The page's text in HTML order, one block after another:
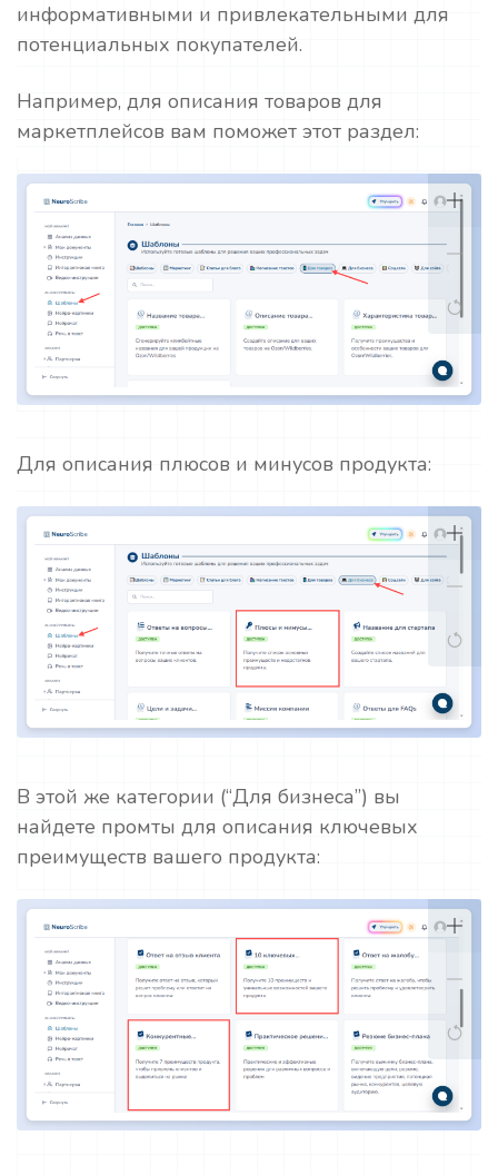
информативными и привлекательными для
потенциальных покупателей.
Например, для описания товаров для
маркетплейсов вам поможет этот раздел:
Для описания плюсов и минусов продукта:
В этой же категории (“Для бизнеса”) вы
найдете промты для описания ключевых
преимуществ вашего продукта: